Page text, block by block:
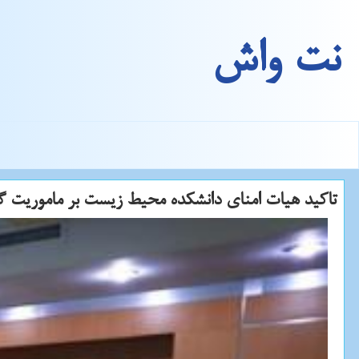
نت واش
تاكید هیات امنای دانشكده محیط زیست بر ماموریت